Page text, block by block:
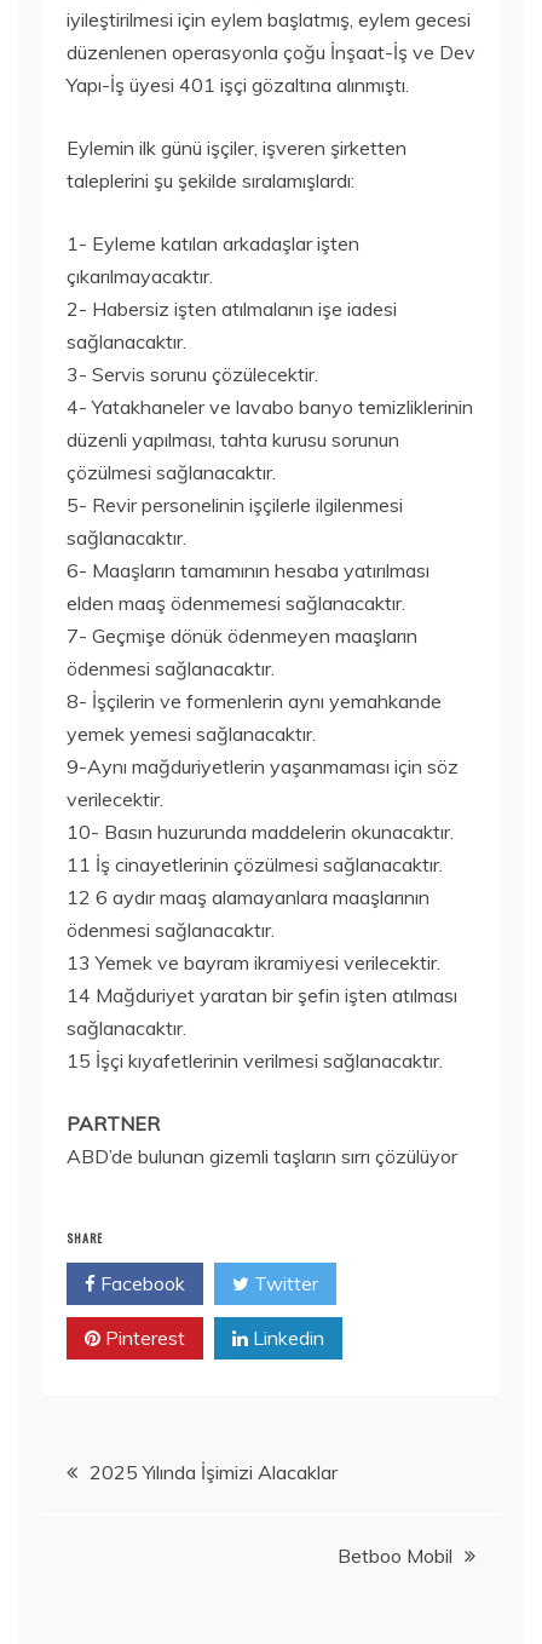
iyileştirilmesi için eylem başlatmış, eylem gecesi
düzenlenen operasyonla çoğu İnşaat-İş ve Dev
Yapı-İş üyesi 401 işçi gözaltına alınmıştı.
Eylemin ilk günü işçiler, işveren şirketten
taleplerini şu şekilde sıralamışlardı:
1- Eyleme katılan arkadaşlar işten
çıkarılmayacaktır.
2- Habersiz işten atılmalanın işe iadesi
sağlanacaktır.
3- Servis sorunu çözülecektir.
4- Yatakhaneler ve lavabo banyo temizliklerinin
düzenli yapılması, tahta kurusu sorunun
çözülmesi sağlanacaktır.
5- Revir personelinin işçilerle ilgilenmesi
sağlanacaktır.
6- Maaşların tamamının hesaba yatırılması
elden maaş ödenmemesi sağlanacaktır.
7- Geçmişe dönük ödenmeyen maaşların
ödenmesi sağlanacaktır.
8- İşçilerin ve formenlerin aynı yemahkande
yemek yemesi sağlanacaktır.
9-Aynı mağduriyetlerin yaşanmaması için söz
verilecektir.
10- Basın huzurunda maddelerin okunacaktır.
11 İş cinayetlerinin çözülmesi sağlanacaktır.
12 6 aydır maaş alamayanlara maaşlarının
ödenmesi sağlanacaktır.
13 Yemek ve bayram ikramiyesi verilecektir.
14 Mağduriyet yaratan bir şefin işten atılması
sağlanacaktır.
15 İşçi kıyafetlerinin verilmesi sağlanacaktır.
PARTNER
ABD’de bulunan gizemli taşların sırrı çözülüyor
SHARE
Facebook Twitter
Pinterest Linkedin
Yazı2025 Yılında İşimizi Alacaklar
Betboo Mobil